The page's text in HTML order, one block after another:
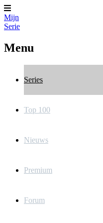
Mijn
Serie
Menu
Series
Top 100
Nieuws
Premium
Forum